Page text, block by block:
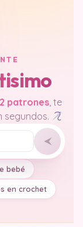
patrones, te
segundos.
bebé
en crochet